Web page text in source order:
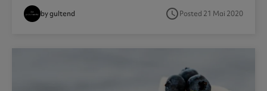
by gultend access_timePosted 21 Mai 2020